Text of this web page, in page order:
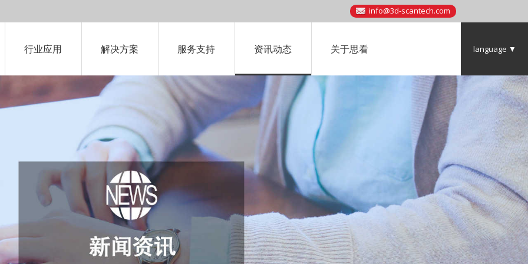
info@3d-scantech.com
行业应用 解决方案 服务支持 资讯动态 关于思看 language ▼